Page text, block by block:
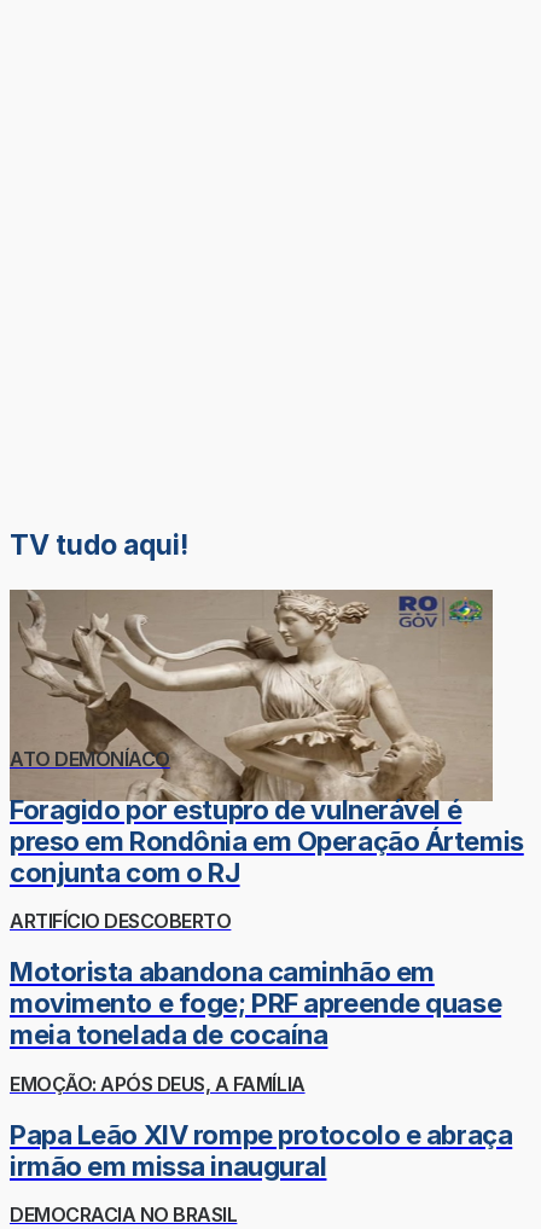
TV tudo aqui!
ATO DEMONÍACO
Foragido por estupro de vulnerável é
preso em Rondônia em Operação Ártemis
conjunta com o RJ
ARTIFÍCIO DESCOBERTO
Motorista abandona caminhão em
movimento e foge; PRF apreende quase
meia tonelada de cocaína
EMOÇÃO: APÓS DEUS, A FAMÍLIA
Papa Leão XIV rompe protocolo e abraça
irmão em missa inaugural
DEMOCRACIA NO BRASIL